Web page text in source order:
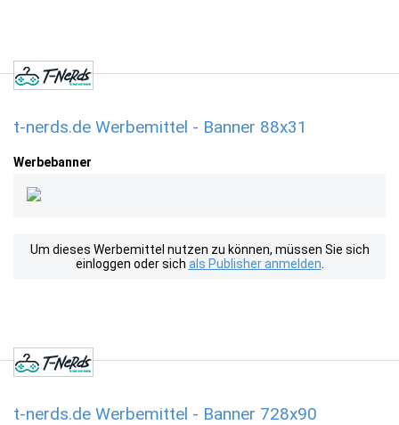
t-nerds.de Werbemittel - Banner 88x31
Werbebanner
Um dieses Werbemittel nutzen zu können, müssen Sie sich
einloggen oder sich als Publisher anmelden
t-nerds.de Werbemittel - Banner 728x90